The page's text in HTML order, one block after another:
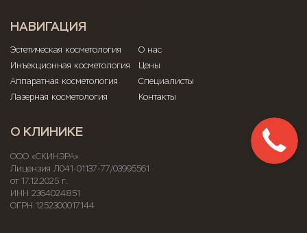
НАВИГАЦИЯ
Эстетическая косметология
Инъекционная косметология
Аппаратная косметология
Лазерная косметология
О нас
Цены
Специалисты
Контакты
О КЛИНИКЕ
ООО «СКИНЭРА»
Лицензия Л041-01137-77/03995561
от 17.12.2025 г.
ИНН 2364024851
ОГРН 1252300017144